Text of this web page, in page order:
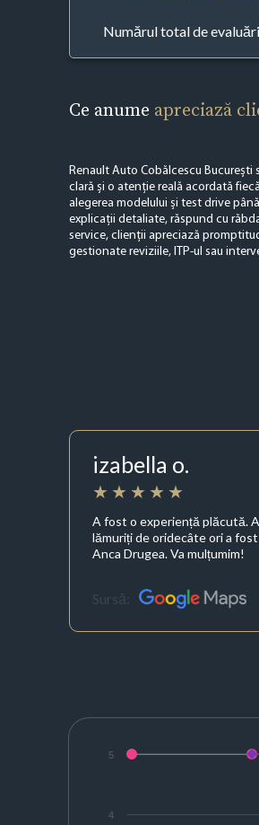
Numărul total de
Ce anume apreciază
Renault Auto Cobălcescu
clară și o atenție reală acordată
alegerea modelului și test drive
explicații detaliate, răspund cu
service, clienții apreciază
gestionate reviziile, ITP-ul sau
izabella o.
A fost o experiență plăcută.
lămuriți de oridecâte ori a
Anca Drugea. Va mulțumim!
Sursă:
4
5